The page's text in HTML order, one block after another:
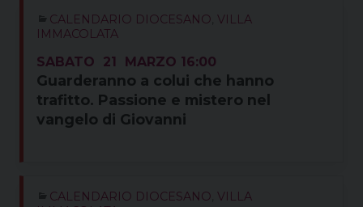
CALENDARIO DIOCESANO VILLA
IMMACOLATA
SABATO 21 MARZO 16:00
Guarderanno a colui che hanno
trafitto. Passione e mistero nel
vangelo di Giovanni
CALENDARIO DIOCESANO VILLA